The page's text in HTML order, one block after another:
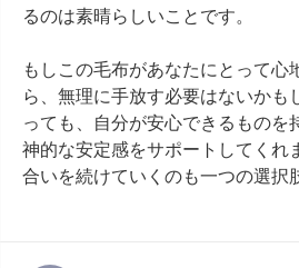
るのは素晴らしいことです。
もしこの毛布があなたにとって心
ら、無理に手放す必要はないかも
っても、自分が安心できるものを
神的な安定感をサポートしてくれ
合いを続けていくのも一つの選択